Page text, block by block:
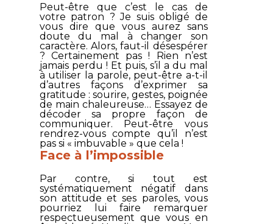
Peut-être que c’est le cas de
votre patron ? Je suis obligé de
vous dire que vous aurez sans
doute du mal à changer son
caractère. Alors, faut-il désespérer
? Certainement pas ! Rien n’est
jamais perdu ! Et puis, s’il a du mal
à utiliser la parole, peut-être a-t-il
d’autres façons d’exprimer sa
gratitude : sourire, gestes, poignée
de main chaleureuse… Essayez de
décoder sa propre façon de
communiquer. Peut-être vous
rendrez-vous compte qu’il n’est
pas si « imbuvable » que cela !
Face à l’impossible
Par contre, si tout est
systématiquement négatif dans
son attitude et ses paroles, vous
pourriez lui faire remarquer
respectueusement que vous en